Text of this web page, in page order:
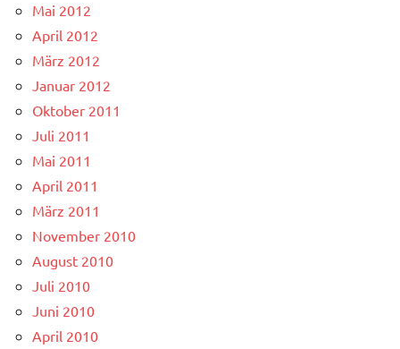
Mai 2012
April 2012
März 2012
Januar 2012
Oktober 2011
Juli 2011
Mai 2011
April 2011
März 2011
November 2010
August 2010
Juli 2010
Juni 2010
April 2010